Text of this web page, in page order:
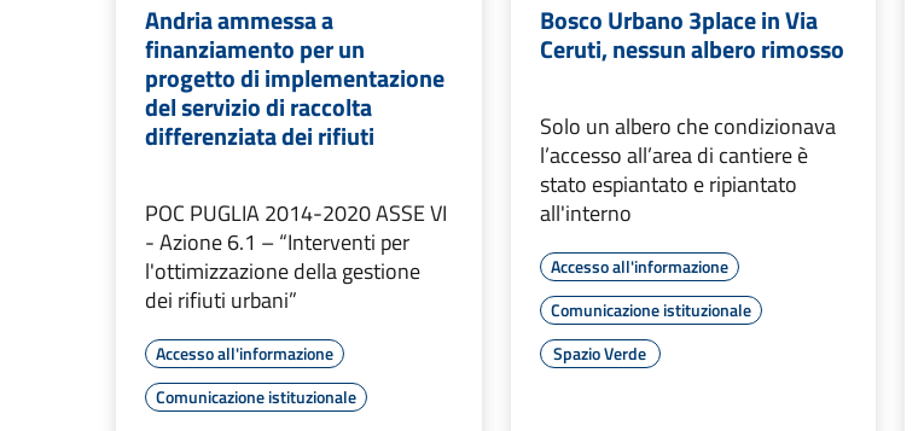
Andria ammessa a
finanziamento per un
progetto di implementazione
del servizio di raccolta
differenziata dei rifiuti
POC PUGLIA 2014-2020 ASSE VI
- Azione 6.1 – “Interventi per
l'ottimizzazione della gestione
dei rifiuti urbani”
Accesso all'informazione
Comunicazione istituzionale
Bosco Urbano 3place in Via
Ceruti, nessun albero rimosso
Solo un albero che condizionava
l’accesso all’area di cantiere è
stato espiantato e ripiantato
all'interno
Accesso all'informazione
Comunicazione istituzionale
Spazio Verde